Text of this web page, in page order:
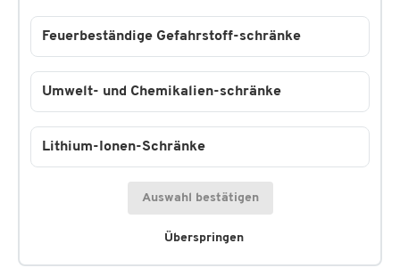
Überspringen
Feuerbeständige Gefahrstoff-schränke
Umwelt- und Chemikalien-schränke
Lithium-Ionen-Schränke
Auswahl bestätigen